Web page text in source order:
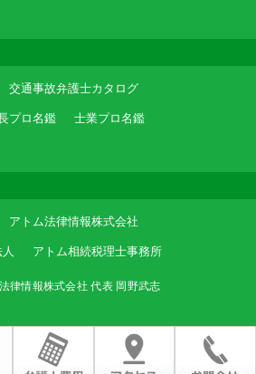
交通事故弁護士カタログ
プロ名鑑 士業プロ名鑑
アトム法律情報株式会社
アトム相続税理士事務所
律情報株式会社 代表 岡野武志